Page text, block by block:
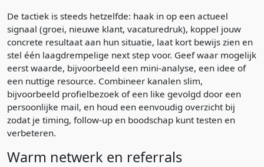
De tactiek is steeds hetzelfde: haak in op een actueel
signaal (groei, nieuwe klant, vacaturedruk), koppel jouw
concrete resultaat aan hun situatie, laat kort bewijs zien en
stel één laagdrempelige next step voor. Geef waar mogelijk
eerst waarde, bijvoorbeeld een mini-analyse, een idee of
een nuttige resource. Combineer kanalen slim,
bijvoorbeeld profielbezoek of een like gevolgd door een
persoonlijke mail, en houd een eenvoudig overzicht bij
zodat je timing, follow-up en boodschap kunt testen en
verbeteren.
Warm netwerk en referrals